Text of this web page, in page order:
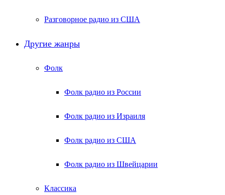
Разговорное радио из США
Другие жанры
Фолк
Фолк радио из России
Фолк радио из Израиля
Фолк радио из США
Фолк радио из Швейцарии
Классика